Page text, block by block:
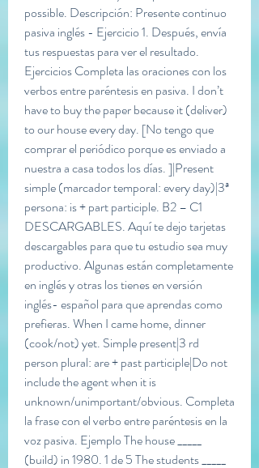
possible. Descripción: Presente continuo
pasiva inglés - Ejercicio 1. Después, envía
tus respuestas para ver el resultado.
Ejercicios Completa las oraciones con los
verbos entre paréntesis en pasiva. I don’t
have to buy the paper because it (deliver)
to our house every day. [No tengo que
comprar el periódico porque es enviado a
nuestra a casa todos los días. ]|Present
simple (marcador temporal: every day)|3ª
persona: is + part participle. B2 – C1
DESCARGABLES. Aquí te dejo tarjetas
descargables para que tu estudio sea muy
productivo. Algunas están completamente
en inglés y otras los tienes en versión
inglés- español para que aprendas como
prefieras. When I came home, dinner
(cook/not) yet. Simple present|3 rd
person plural: are + past participle|Do not
include the agent when it is
unknown/unimportant/obvious. Completa
la frase con el verbo entre paréntesis en la
voz pasiva. Ejemplo The house _____
(build) in 1980. 1 de 5 The students _____